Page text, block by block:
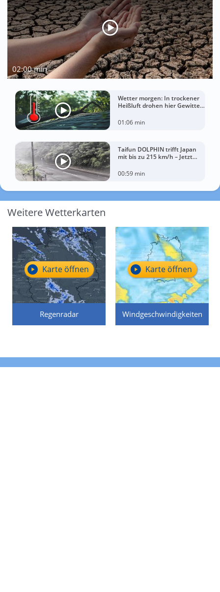
02:00 min
Wetter morgen: In trockener
Heißluft drohen hier Gewitter
01:06 min
Taifun DOLPHIN trifft Japan
mit bis zu 215 km/h – Jetzt
00:59 min
Weitere Wetterkarten
Regenradar
Karte öffnen
Windgeschwindigkeiten
Karte öffnen